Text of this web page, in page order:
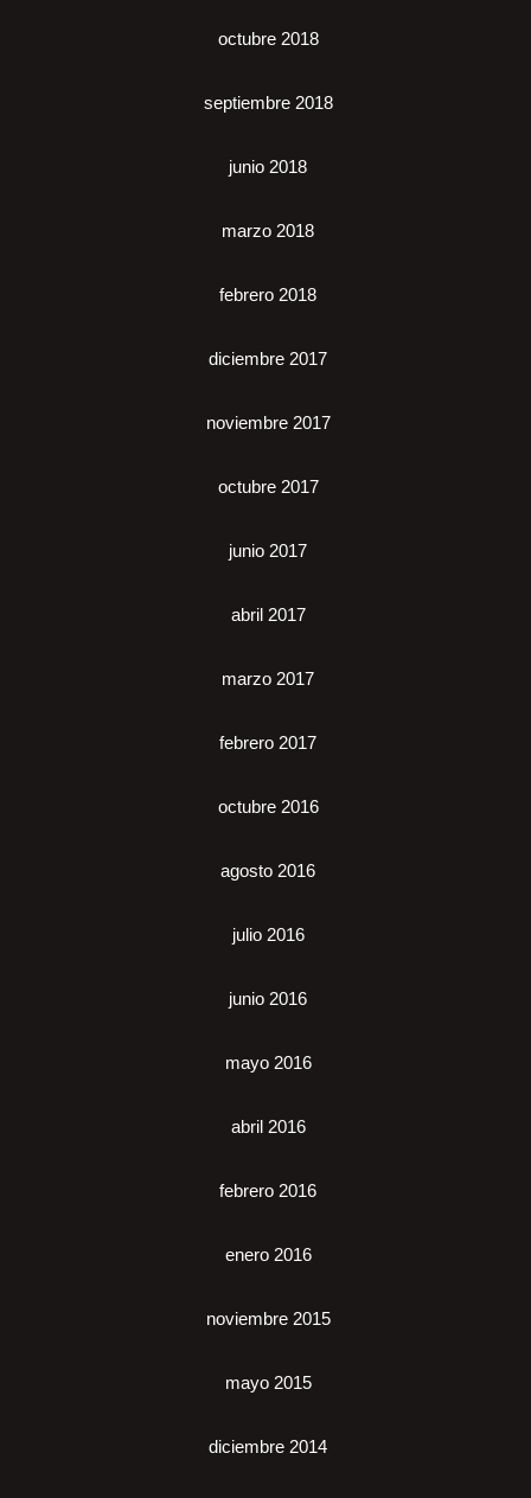
octubre 2018
septiembre 2018
junio 2018
marzo 2018
febrero 2018
diciembre 2017
noviembre 2017
octubre 2017
junio 2017
abril 2017
marzo 2017
febrero 2017
octubre 2016
agosto 2016
julio 2016
junio 2016
mayo 2016
abril 2016
febrero 2016
enero 2016
noviembre 2015
mayo 2015
diciembre 2014